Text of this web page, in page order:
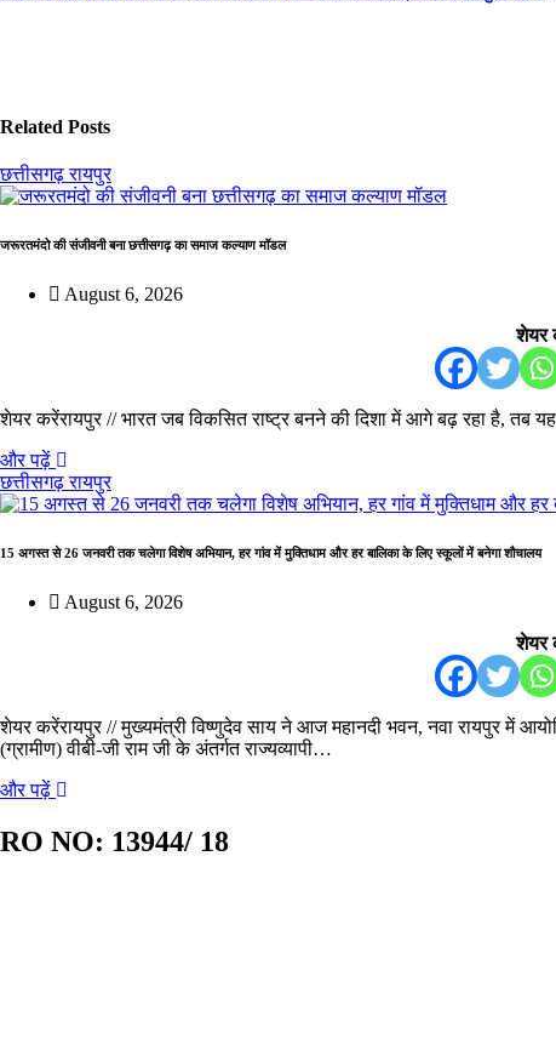
Related Posts
छत्तीसगढ़रायपुर
जरूरतमंदो की संजीवनी बना छत्तीसगढ़ का समाज कल्याण मॉडल
August 6, 2026
शेयर
शेयर करेंरायपुर // भारत जब विकसित राष्ट्र बनने की दिशा में आगे बढ़ रहा है, तब
और पढ़ें
छत्तीसगढ़रायपुर
15 अगस्त से 26 जनवरी तक चलेगा विशेष अभियान, हर गांव में मुक्तिधाम और हर बालिका के लिए स्कूलों में बनेगा शौचालय
August 6, 2026
शेयर
शेयर करेंरायपुर // मुख्यमंत्री विष्णुदेव साय ने आज महानदी भवन, नवा रायपुर में
(ग्रामीण) वीबी-जी राम जी के अंतर्गत राज्यव्यापी…
और पढ़ें
RO NO: 13944/ 18